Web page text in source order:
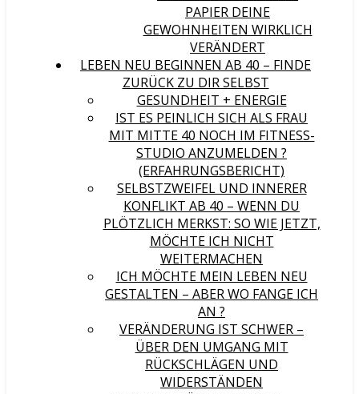
PAPIER DEINE
GEWOHNHEITEN WIRKLICH
VERÄNDERT
LEBEN NEU BEGINNEN AB 40 – FINDE
ZURÜCK ZU DIR SELBST
GESUNDHEIT + ENERGIE
IST ES PEINLICH SICH ALS FRAU
MIT MITTE 40 NOCH IM FITNESS-
STUDIO ANZUMELDEN ?
(ERFAHRUNGSBERICHT)
SELBSTZWEIFEL UND INNERER
KONFLIKT AB 40 – WENN DU
PLÖTZLICH MERKST: SO WIE JETZT,
MÖCHTE ICH NICHT
WEITERMACHEN
ICH MÖCHTE MEIN LEBEN NEU
GESTALTEN – ABER WO FANGE ICH
AN ?
VERÄNDERUNG IST SCHWER –
ÜBER DEN UMGANG MIT
RÜCKSCHLÄGEN UND
WIDERSTÄNDEN